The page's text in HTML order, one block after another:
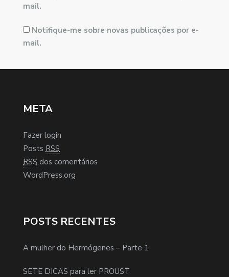
mail.
Notifique-me sobre novas publicações por e-
mail.
META
Fazer login
Posts RSS
RSS dos comentários
WordPress.org
POSTS RECENTES
A mulher do Hermógenes – Parte 1
SETE DICAS para ler PROUST